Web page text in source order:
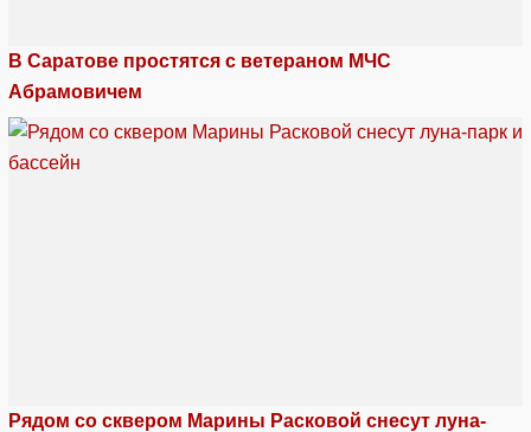
В Саратове простятся с ветераном МЧС
Абрамовичем
Рядом со сквером Марины Расковой снесут луна-